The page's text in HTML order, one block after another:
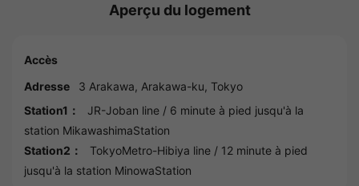
Aperçu du logement
Accès
Adresse
3 Arakawa, Arakawa-ku, Tokyo
Station1：
JR-Joban line / 6 minute à pied jusqu'à la
station MikawashimaStation
Station2：
TokyoMetro-Hibiya line / 12 minute à pied
jusqu'à la station MinowaStation